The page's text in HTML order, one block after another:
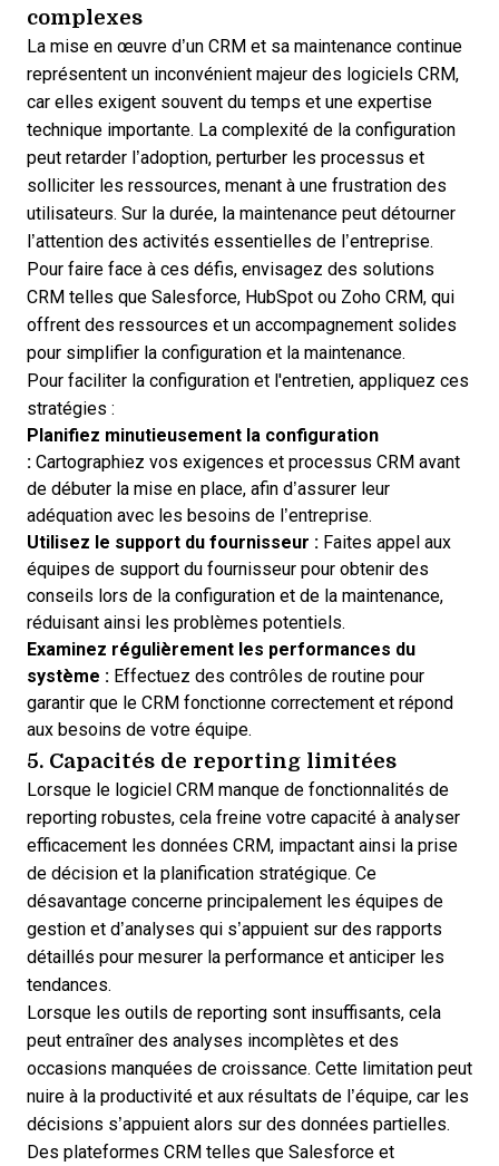
complexes
La mise en œuvre d’un CRM et sa maintenance continue
représentent un inconvénient majeur des logiciels CRM,
car elles exigent souvent du temps et une expertise
technique importante. La complexité de la configuration
peut retarder l’adoption, perturber les processus et
solliciter les ressources, menant à une frustration des
utilisateurs. Sur la durée, la maintenance peut détourner
l’attention des activités essentielles de l’entreprise.
Pour faire face à ces défis, envisagez des solutions
CRM telles que Salesforce, HubSpot ou Zoho CRM, qui
offrent des ressources et un accompagnement solides
pour simplifier la configuration et la maintenance.
Pour faciliter la configuration et l'entretien, appliquez ces
stratégies :
Planifiez minutieusement la configuration
: Cartographiez vos exigences et processus CRM avant
de débuter la mise en place, afin d’assurer leur
adéquation avec les besoins de l’entreprise.
Utilisez le support du fournisseur : Faites appel aux
équipes de support du fournisseur pour obtenir des
conseils lors de la configuration et de la maintenance,
réduisant ainsi les problèmes potentiels.
Examinez régulièrement les performances du
système : Effectuez des contrôles de routine pour
garantir que le CRM fonctionne correctement et répond
aux besoins de votre équipe.
5. Capacités de reporting limitées
Lorsque le logiciel CRM manque de fonctionnalités de
reporting robustes, cela freine votre capacité à analyser
efficacement les données CRM, impactant ainsi la prise
de décision et la planification stratégique. Ce
désavantage concerne principalement les équipes de
gestion et d’analyses qui s’appuient sur des rapports
détaillés pour mesurer la performance et anticiper les
tendances.
Lorsque les outils de reporting sont insuffisants, cela
peut entraîner des analyses incomplètes et des
occasions manquées de croissance. Cette limitation peut
nuire à la productivité et aux résultats de l’équipe, car les
décisions s’appuient alors sur des données partielles.
Des plateformes CRM telles que Salesforce et